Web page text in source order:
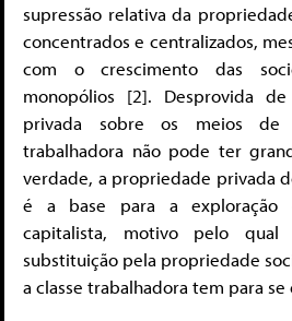
supressão relativa da
concentrados e centralizados,
com o crescimento das
monopólios [2]. Desprovida
privada sobre os meios de
trabalhadora não pode ter
verdade, a propriedade privada
é a base para a exploração
capitalista, motivo pelo
substituição pela propriedade
a classe trabalhadora tem para se